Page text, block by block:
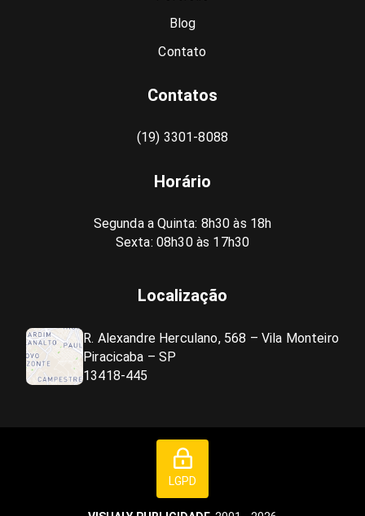
Blog
Contato
Contatos
(19) 3301-8088
Horário
Segunda a Quinta: 8h30 às 18h
Sexta: 08h30 às 17h30
Localização
R. Alexandre Herculano, 568 – Vila Monteiro
Piracicaba – SP
13418-445
LGPD